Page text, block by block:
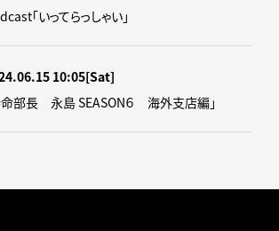
「いってらっしゃい」
10:05[Sat]
命部長 永島 SEASON６ 海外支店編」